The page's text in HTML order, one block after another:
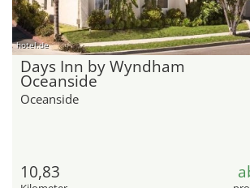
hotel.de
Days Inn by Wyndham
Oceanside
Oceanside
10,83